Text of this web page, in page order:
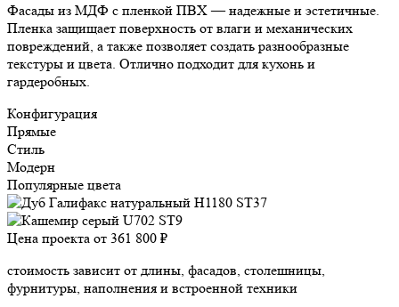
Фасады из МДФ с пленкой ПВХ — надежные и эстетичные.
Пленка защищает поверхность от влаги и механических
повреждений, а также позволяет создать разнообразные
текстуры и цвета. Отлично подходит для кухонь и
гардеробных.
Конфигурация
Прямые
Стиль
Модерн
Популярные цвета
Цена проекта от 361 800 ₽
стоимость зависит от длины, фасадов, столешницы,
фурнитуры, наполнения и встроенной техники